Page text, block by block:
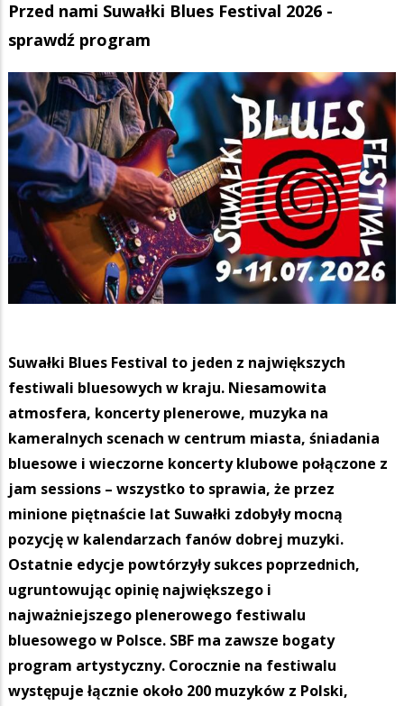
Przed nami Suwałki Blues Festival 2026 -
sprawdź program
Suwałki Blues Festival to jeden z największych
festiwali bluesowych w kraju. Niesamowita
atmosfera, koncerty plenerowe, muzyka na
kameralnych scenach w centrum miasta, śniadania
bluesowe i wieczorne koncerty klubowe połączone z
jam sessions – wszystko to sprawia, że przez
minione piętnaście lat Suwałki zdobyły mocną
pozycję w kalendarzach fanów dobrej muzyki.
Ostatnie edycje powtórzyły sukces poprzednich,
ugruntowując opinię największego i
najważniejszego plenerowego festiwalu
bluesowego w Polsce. SBF ma zawsze bogaty
program artystyczny. Corocznie na festiwalu
występuje łącznie około 200 muzyków z Polski,